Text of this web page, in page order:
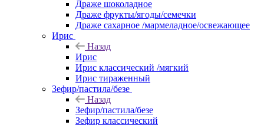
Драже шоколадное
Драже фрукты/ягоды/семечки
Драже сахарное /мармеладное/освежающее
Ирис
Назад
Ирис
Ирис классический /мягкий
Ирис тираженный
Зефир/пастила/безе
Назад
Зефир/пастила/безе
Зефир классический